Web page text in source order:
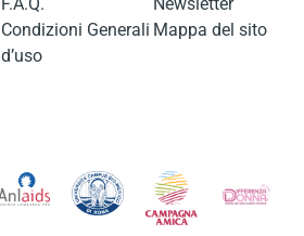
F.A.Q.
Condizioni Generali
d’uso
Newsletter
Mappa del sito